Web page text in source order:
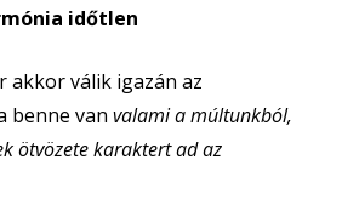
időtlen
akkor válik igazán az
benne vanvalami a múltunkból,
ötvözete karaktert ad az